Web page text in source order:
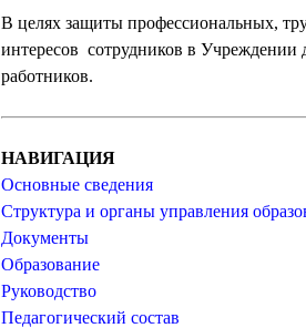
В целях защиты профессиональных,
интересов сотрудников в Учреждении
работников.
НАВИГАЦИЯ
Основные сведения
Структура и органы управления
Документы
Образование
Руководство
Педагогический состав